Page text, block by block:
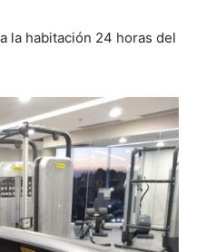
la habitación 24 horas del